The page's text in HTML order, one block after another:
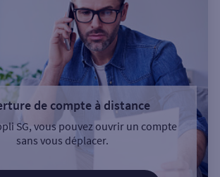
de compte à distance
SG, vous pouvez ouvrir un compte
sans vous déplacer.